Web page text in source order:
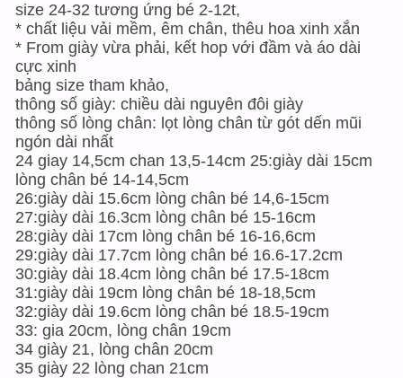
size 24-32 tương ứng bé 2-12t,
* chất liệu vải mềm, êm chân, thêu hoa xinh xắn
* From giày vừa phải, kết hop với đầm và áo dài
cực xinh
bảng size tham khảo,
thông số giày: chiều dài nguyên đôi giày
thông số lòng chân: lọt lòng chân từ gót dến mũi
ngón dài nhất
24 giay 14,5cm chan 13,5-14cm 25:giày dài 15cm
lòng chân bé 14-14,5cm
26:giày dài 15.6cm lòng chân bé 14,6-15cm
27:giày dài 16.3cm lòng chân bé 15-16cm
28:giày dài 17cm lòng chân bé 16-16,6cm
29:giày dài 17.7cm lòng chân bé 16.6-17.2cm
30:giày dài 18.4cm lòng chân bé 17.5-18cm
31:giày dài 19cm lòng chân bé 18-18,5cm
32:giày dài 19.6cm lòng chân bé 18.5-19cm
33: gia 20cm, lòng chân 19cm
34 giày 21, lòng chân 20cm
35 giày 22 lòng chan 21cm